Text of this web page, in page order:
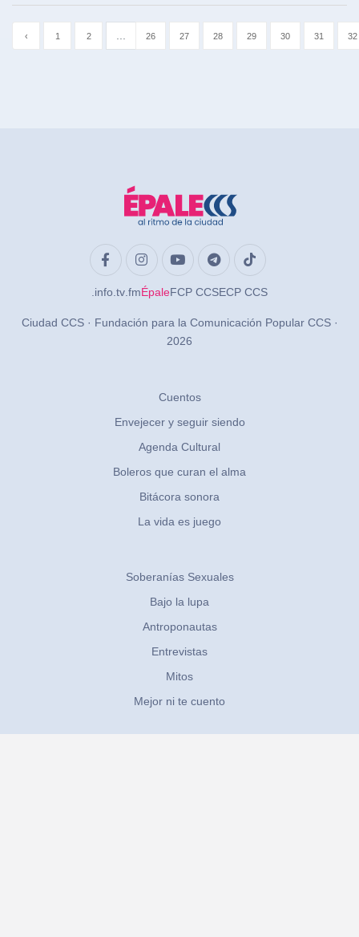
‹ 1 2 26 27 28 29 30 31 32
.info .tv .fmÉpaleFCP CCSECP CCS
Ciudad CCS · Fundación para la Comunicación Popular CCS ·
2026
Cuentos
Envejecer y seguir siendo
Agenda Cultural
Boleros que curan el alma
Bitácora sonora
La vida es juego
Soberanías Sexuales
Bajo la lupa
Antroponautas
Entrevistas
Mitos
Mejor ni te cuento